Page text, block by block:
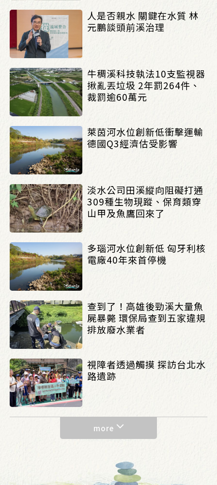
人是否親水 關鍵在水質 林
元鵬談頭前溪治理
牛稠溪科技執法10支監視器
揪亂丟垃圾 2年罰264件、
裁罰逾60萬元
萊茵河水位創新低衝擊運輸
德國Q3經濟估受影響
淡水公司田溪縱向阻礙打通
309種生物現蹤、保育類穿
山甲及魚鷹回來了
多瑙河水位創新低 匈牙利核
電廠40年來首停機
查到了！高雄後勁溪大量魚
屍暴斃 環保局查到五家違規
排放廢水業者
視障者透過觸摸 探訪台北水
路遺跡
more